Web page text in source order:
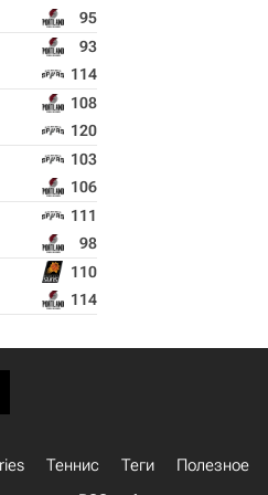
95
93
114
108
120
103
106
111
98
110
114
Теннис Теги
Полезное